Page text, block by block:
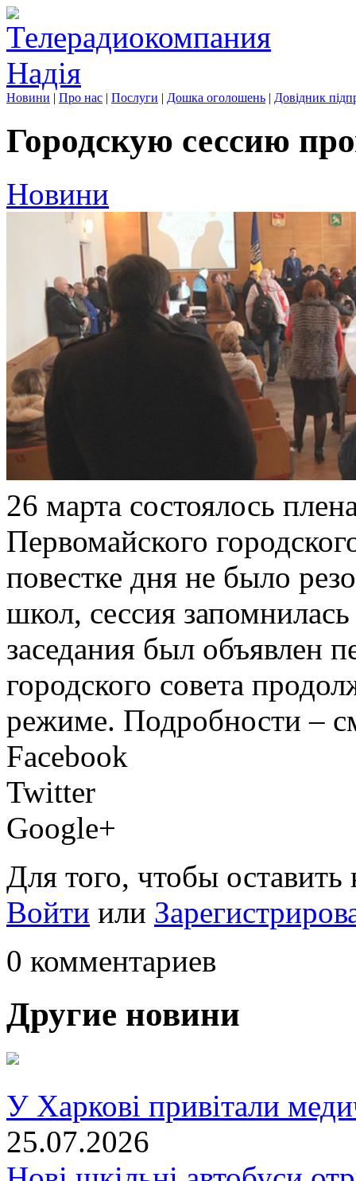
Новини | Про нас | Послуги | Дошка оголошень | Довідник
Городскую сессию
Новини
26 марта состоялось
Первомайского
повестке дня не было
школ, сессия
заседания был объявлен
городского совета
режиме. Подробности –
Facebook
Twitter
Google+
Для того, чтобы
Войти или
0 комментариев
Другие новини
У Харкові привітали
25.07.2026